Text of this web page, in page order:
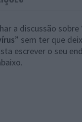
a discussão sobre
” sem ter que
escrever o seu